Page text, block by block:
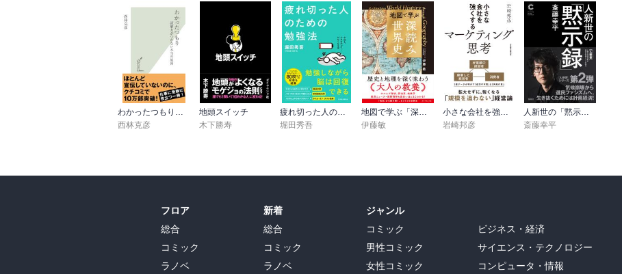
わかったつもり～読解力がつかない本当の原因～
西林克彦
地頭スイッチ
木下勝寿
疲れ切った人のための勉強法
堀田秀吾
地図で学ぶ「深読み」世界史
伊藤敏
小さな会社を強くするマーケティング思考
岩崎邦彦
人新世の「黙示録」（集英社シリーズ・コモン）
斎藤幸平
フロア
総合
コミック
ラノベ
新着
総合
コミック
ラノベ
ジャンル
コミック
男性コミック
女性コミック
ビジネス・経済
サイエンス・テクノロジー
コンピュータ・情報